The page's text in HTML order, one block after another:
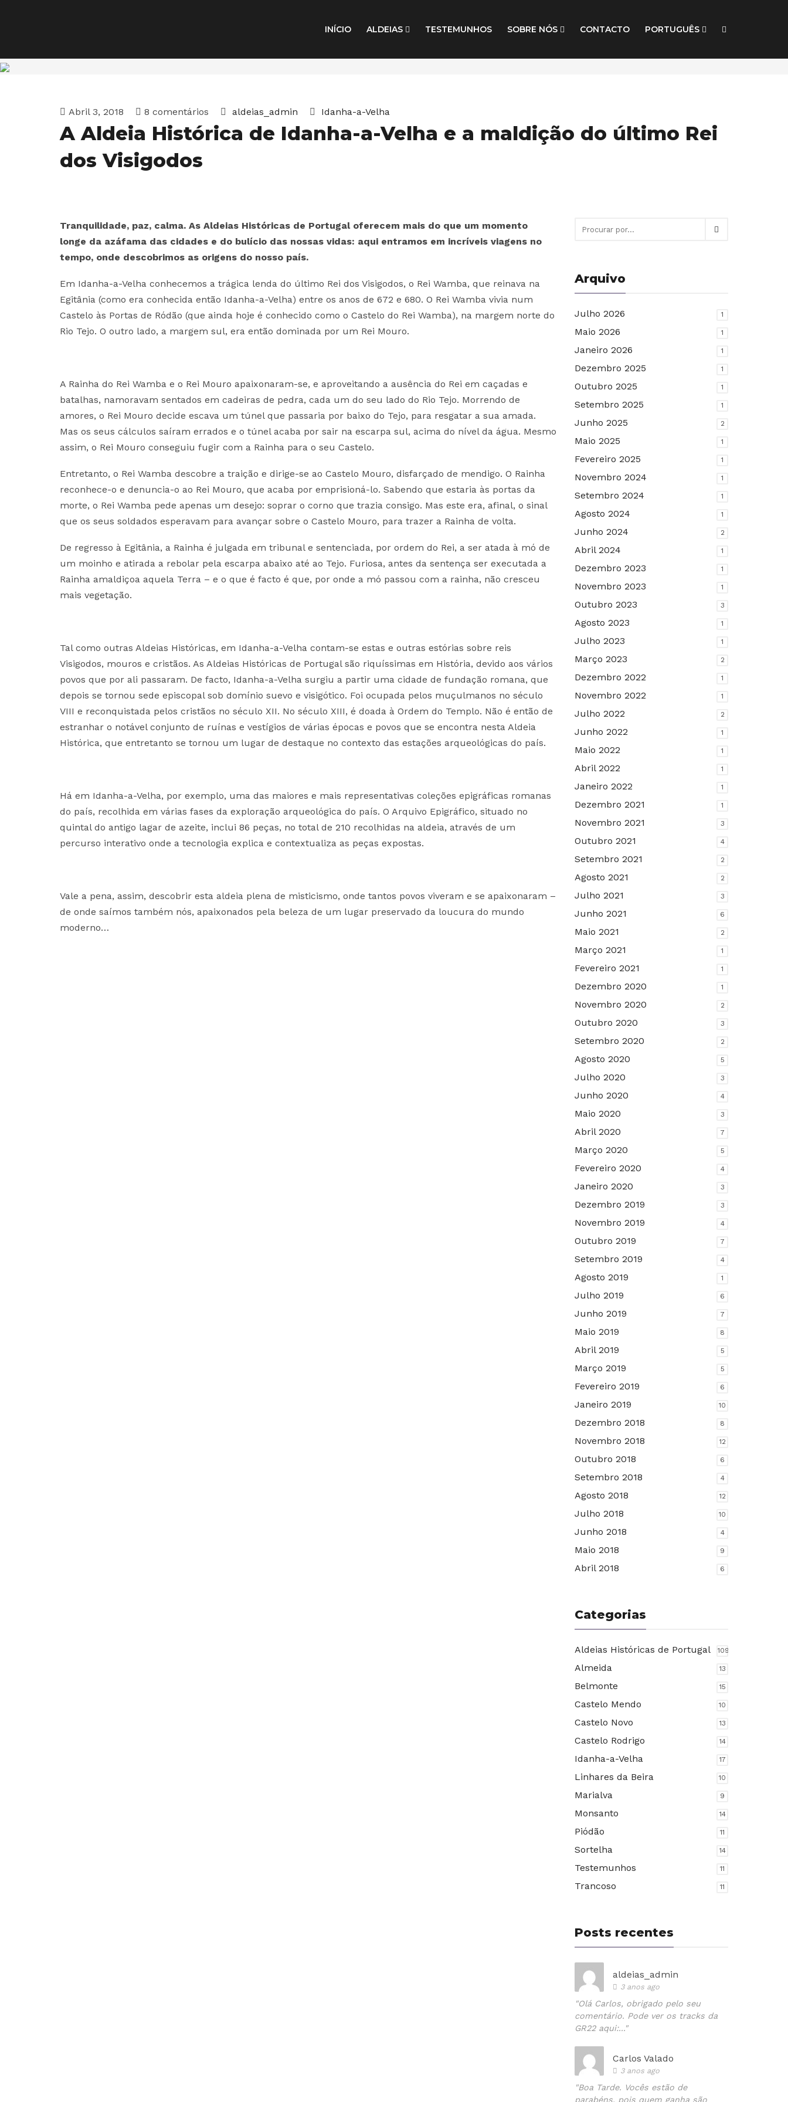
INÍCIO ALDEIAS TESTEMUNHOS SOBRE NÓS CONTACTO PORTUGUÊS
Abril 3, 2018 8 comentários aldeias_admin Idanha-a-Velha
A Aldeia Histórica de Idanha-a-Velha e a maldição do último Rei
dos Visigodos
Tranquilidade, paz, calma. As Aldeias Históricas de Portugal oferecem mais do que um momento
longe da azáfama das cidades e do bulício das nossas vidas: aqui entramos em incríveis viagens no
tempo, onde descobrimos as origens do nosso país.
Em Idanha-a-Velha conhecemos a trágica lenda do último Rei dos Visigodos, o Rei Wamba, que reinava na
Egitânia (como era conhecida então Idanha-a-Velha) entre os anos de 672 e 680. O Rei Wamba vivia num
Castelo às Portas de Ródão (que ainda hoje é conhecido como o Castelo do Rei Wamba), na margem norte do
Rio Tejo. O outro lado, a margem sul, era então dominada por um Rei Mouro.
A Rainha do Rei Wamba e o Rei Mouro apaixonaram-se, e aproveitando a ausência do Rei em caçadas e
batalhas, namoravam sentados em cadeiras de pedra, cada um do seu lado do Rio Tejo. Morrendo de
amores, o Rei Mouro decide escava um túnel que passaria por baixo do Tejo, para resgatar a sua amada.
Mas os seus cálculos saíram errados e o túnel acaba por sair na escarpa sul, acima do nível da água. Mesmo
assim, o Rei Mouro conseguiu fugir com a Rainha para o seu Castelo.
Entretanto, o Rei Wamba descobre a traição e dirige-se ao Castelo Mouro, disfarçado de mendigo. O Rainha
reconhece-o e denuncia-o ao Rei Mouro, que acaba por emprisioná-lo. Sabendo que estaria às portas da
morte, o Rei Wamba pede apenas um desejo: soprar o corno que trazia consigo. Mas este era, afinal, o sinal
que os seus soldados esperavam para avançar sobre o Castelo Mouro, para trazer a Rainha de volta.
De regresso à Egitânia, a Rainha é julgada em tribunal e sentenciada, por ordem do Rei, a ser atada à mó de
um moinho e atirada a rebolar pela escarpa abaixo até ao Tejo. Furiosa, antes da sentença ser executada a
Rainha amaldiçoa aquela Terra – e o que é facto é que, por onde a mó passou com a rainha, não cresceu
mais vegetação.
Tal como outras Aldeias Históricas, em Idanha-a-Velha contam-se estas e outras estórias sobre reis
Visigodos, mouros e cristãos. As Aldeias Históricas de Portugal são riquíssimas em História, devido aos vários
povos que por ali passaram. De facto, Idanha-a-Velha surgiu a partir uma cidade de fundação romana, que
depois se tornou sede episcopal sob domínio suevo e visigótico. Foi ocupada pelos muçulmanos no século
VIII e reconquistada pelos cristãos no século XII. No século XIII, é doada à Ordem do Templo. Não é então de
estranhar o notável conjunto de ruínas e vestígios de várias épocas e povos que se encontra nesta Aldeia
Histórica, que entretanto se tornou um lugar de destaque no contexto das estações arqueológicas do país.
Há em Idanha-a-Velha, por exemplo, uma das maiores e mais representativas coleções epigráficas romanas
do país, recolhida em várias fases da exploração arqueológica do país. O Arquivo Epigráfico, situado no
quintal do antigo lagar de azeite, inclui 86 peças, no total de 210 recolhidas na aldeia, através de um
percurso interativo onde a tecnologia explica e contextualiza as peças expostas.
Vale a pena, assim, descobrir esta aldeia plena de misticismo, onde tantos povos viveram e se apaixonaram –
de onde saímos também nós, apaixonados pela beleza de um lugar preservado da loucura do mundo
moderno…
Arquivo
Julho 2026 1
Maio 2026 1
Janeiro 2026 1
Dezembro 2025 1
Outubro 2025 1
Setembro 2025 1
Junho 2025 2
Maio 2025 1
Fevereiro 2025 1
Novembro 2024 1
Setembro 2024 1
Agosto 2024 1
Junho 2024 2
Abril 2024 1
Dezembro 2023 1
Novembro 2023 1
Outubro 2023 3
Agosto 2023 1
Julho 2023 1
Março 2023 2
Dezembro 2022 1
Novembro 2022 1
Julho 2022 2
Junho 2022 1
Maio 2022 1
Abril 2022 1
Janeiro 2022 1
Dezembro 2021 1
Novembro 2021 3
Outubro 2021 4
Setembro 2021 2
Agosto 2021 2
Julho 2021 3
Junho 2021 6
Maio 2021 2
Março 2021 1
Fevereiro 2021 1
Dezembro 2020 1
Novembro 2020 2
Outubro 2020 3
Setembro 2020 2
Agosto 2020 5
Julho 2020 3
Junho 2020 4
Maio 2020 3
Abril 2020 7
Março 2020 5
Fevereiro 2020 4
Janeiro 2020 3
Dezembro 2019 3
Novembro 2019 4
Outubro 2019 7
Setembro 2019 4
Agosto 2019 1
Julho 2019 6
Junho 2019 7
Maio 2019 8
Abril 2019 5
Março 2019 5
Fevereiro 2019 6
Janeiro 2019 10
Dezembro 2018 8
Novembro 2018 12
Outubro 2018 6
Setembro 2018 4
Agosto 2018 12
Julho 2018 10
Junho 2018 4
Maio 2018 9
Abril 2018 6
Categorias
Aldeias Históricas de Portugal 109
Almeida 13
Belmonte 15
Castelo Mendo 10
Castelo Novo 13
Castelo Rodrigo 14
Idanha-a-Velha 17
Linhares da Beira 10
Marialva 9
Monsanto 14
Piódão 11
Sortelha 14
Testemunhos 11
Trancoso 11
Posts recentes
aldeias_admin
3 anos ago
"Olá Carlos, obrigado pelo seu
comentário. Pode ver os tracks da
GR22 aqui:..."
Carlos Valado
3 anos ago
"Boa Tarde. Vocês estão de
parabéns, pois quem ganha são